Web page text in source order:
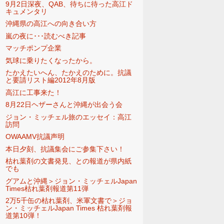
9月2日深夜、QAB、待ちに待った高江ド
キュメンタリ
沖縄県の高江への向き合い方
嵐の夜に･･･読むべき記事
マッチポンプ企業
気球に乗りたくなったから。
たかえたいへん、たかえのために。抗議
と要請リスト編2012年8月版
高江に工事来た！
8月22日ヘザーさんと沖縄が出会う会
ジョン・ミッチェル旅のエッセイ：高江
訪問
OWAAMV抗議声明
本日夕刻、抗議集会にご参集下さい！
枯れ葉剤の文書発見、との報道が県内紙
でも
グアムと沖縄＞ジョン・ミッチェルJapan
Times枯れ葉剤報道第11弾
2万5千缶の枯れ葉剤、米軍文書で＞ジョ
ン・ミッチェルJapan Times 枯れ葉剤報
道第10弾！